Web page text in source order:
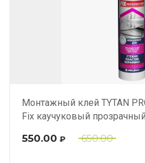
Монтажный клей TYTAN
Fix каучуковый
650.00
550.00 ₽